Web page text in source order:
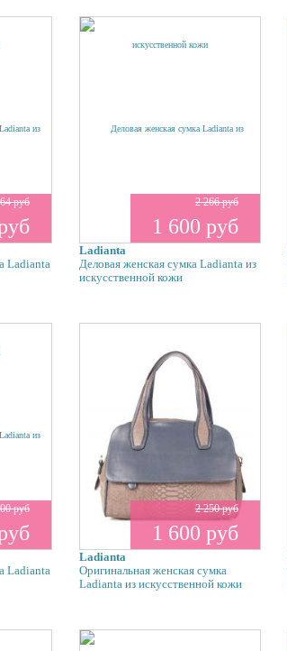
руб
Ladianta
2 266 руб
1 600 руб
Ladianta
Деловая женская сумка Ladianta из
искусственной кожи
руб
Ladianta
2 250 руб
1 600 руб
Ladianta
Оригинальная женская сумка
Ladianta из искусственной кожи